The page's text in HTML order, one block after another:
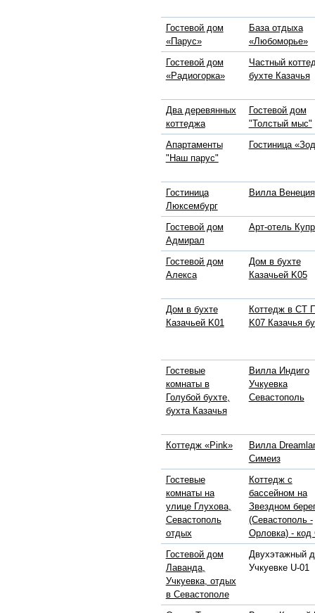
Гостевой дом
«Парус»
База отдыха
«Любоморье»
Гостевой дом
«Радиогорка»
Частный
бухте Казачья
Два деревянных
коттеджа
Гостевой дом
"Толстый мыс"
Апартаменты
"Наш парус"
Гостиница
Гостиница
Люксембург
Вилла Венеция
Гостевой дом
Адмирал
Арт-отель
Гостевой дом
Алекса
Дом в бухте
Казачьей K05
Дом в бухте
Казачьей K01
Коттедж в СТ
K07 Казачья
Гостевые
комнаты в
Голубой бухте,
бухта Казачья
Вилла Индиго
Учкуевка
Севастополь
Коттедж «Pink»
Вилла
Симеиз
Гостевые
комнаты на
улице Глухова,
Севастополь
отдых
Коттедж с
бассейном на
Звездном
(Севастополь -
Орловка) - код
Гостевой дом
Лаванда,
Учкуевка, отдых
в Севастополе
Двухэтажный
Учкуевке U-01